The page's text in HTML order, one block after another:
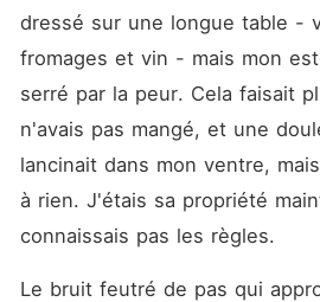
dressé sur une longue table -
fromages et vin - mais mon
serré par la peur. Cela faisait
n'avais pas mangé, et une
lancinait dans mon ventre,
à rien. J'étais sa propriété
connaissais pas les règles.
Le bruit feutré de pas qui